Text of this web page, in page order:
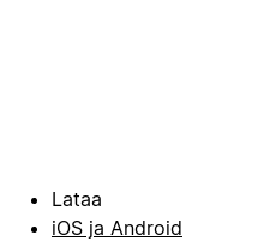
Lataa
iOS ja Android